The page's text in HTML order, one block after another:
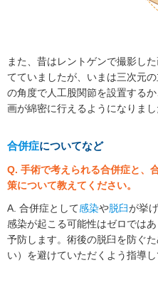
また、昔はレントゲンで撮影し
てていましたが、いまは三次元
の角度で人工股関節を設置する
画が綿密に行えるようになりまし
合併症についてなど
Q. 手術で考えられる合併症と、
策について教えてください。
A. 合併症として感染や脱臼が挙
感染が起こる可能性はゼロでは
予防します。術後の脱臼を防ぐ
い）を避けていただくよう指導し